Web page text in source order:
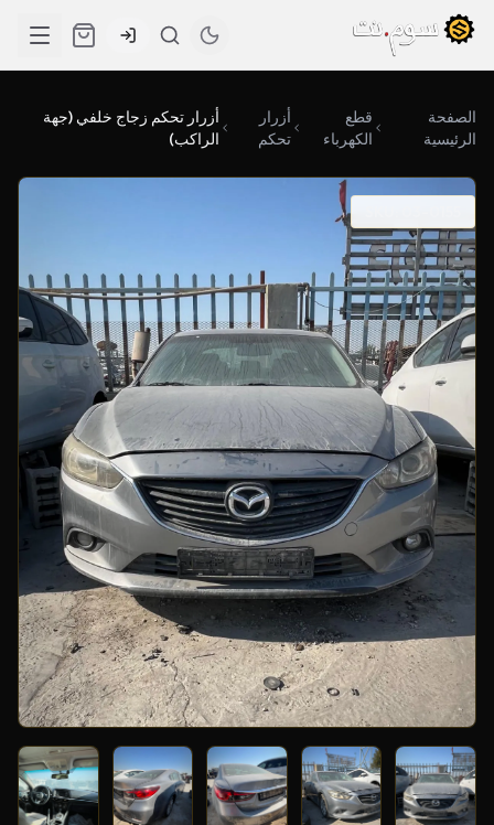
الصفحة
الرئيسية
قطع
الكهرباء
أزرار
تحكم
أزرار تحكم زجاج خلفي (جهة
الراكب)